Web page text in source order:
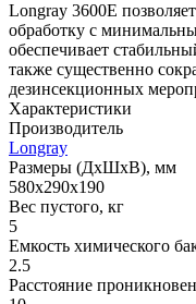
Longray 3600E
обработку с
обеспечивает
также существенно
дезинсекционных
Характеристики
Производитель
Longray
Размеры (ДxШxВ), мм
580х290х190
Вес пустого, кг
5
Емкость химического
2.5
Расстояние